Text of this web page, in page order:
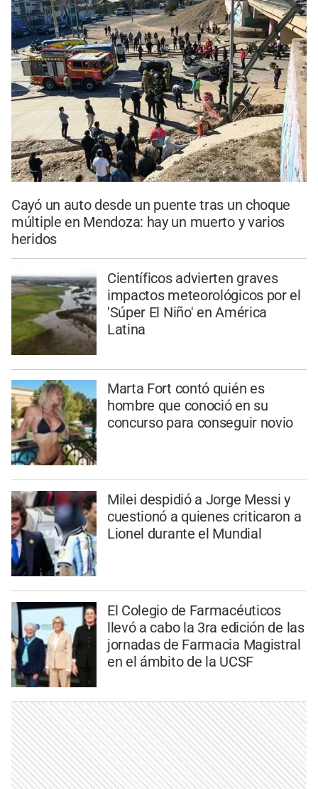
Cayó un auto desde un puente tras un choque
múltiple en Mendoza: hay un muerto y varios
heridos
Científicos advierten graves
impactos meteorológicos por el
'Súper El Niño' en América
Latina
Marta Fort contó quién es
hombre que conoció en su
concurso para conseguir novio
Milei despidió a Jorge Messi y
cuestionó a quienes criticaron a
Lionel durante el Mundial
El Colegio de Farmacéuticos
llevó a cabo la 3ra edición de las
jornadas de Farmacia Magistral
en el ámbito de la UCSF